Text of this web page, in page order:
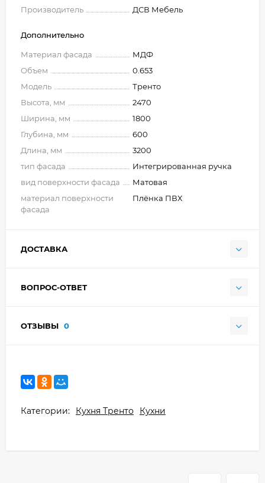
Производитель ДСВ Мебель
Дополнительно
Материал фасада
МДФ
Объем
0.653
Модель
Тренто
Высота, мм
2470
Ширина, мм
1800
Глубина, мм
600
Длина, мм
3200
тип фасада
Интегрированная ручка
вид поверхности фасада
Матовая
материал поверхности
фасада
Плёнка ПВХ
ДОСТАВКА
ВОПРОС-ОТВЕТ
ОТЗЫВЫ 0
Категории: Кухня Тренто Кухни